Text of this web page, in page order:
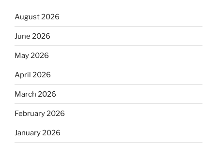
August 2026
June 2026
May 2026
April 2026
March 2026
February 2026
January 2026